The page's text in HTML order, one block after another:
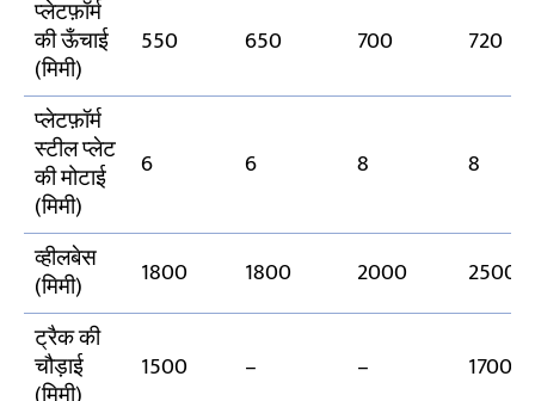
प्लेटफ़ॉर्म
की ऊँचाई
(मिमी)
550 650 700 720
प्लेटफ़ॉर्म
स्टील प्लेट
की मोटाई
(मिमी)
6 6 8 8
व्हीलबेस
(मिमी) 1800 1800 2000
2500
ट्रैक की
चौड़ाई 1500 – – 1700